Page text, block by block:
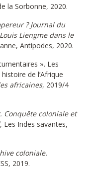
la Sorbonne, 2020.
? Journal du
Liengme dans le
Antipodes, 2020.
». Les
de l’Afrique
africaines, 2019/4
Conquête coloniale et
, Les Indes savantes,
coloniale.
2019.